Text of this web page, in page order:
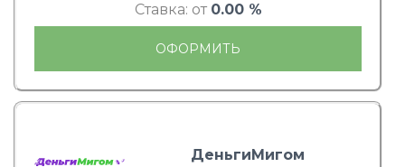
Ставка: от 0.00 %
ОФОРМИТЬ
ДеньгиМигом